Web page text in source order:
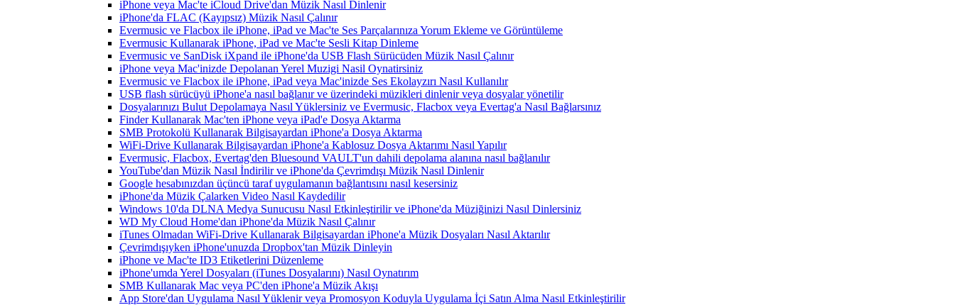
iPhone veya Mac'te iCloud Drive'dan Müzik Nasıl Dinlenir
iPhone'da FLAC (Kayıpsız) Müzik Nasıl Çalınır
Evermusic ve Flacbox ile iPhone, iPad ve Mac'te Ses Parçalarınıza Yorum Ekleme ve Görüntüleme
Evermusic Kullanarak iPhone, iPad ve Mac'te Sesli Kitap Dinleme
Evermusic ve SanDisk iXpand ile iPhone'da USB Flash Sürücüden Müzik Nasıl Çalınır
iPhone veya Mac'inizde Depolanan Yerel Muzigi Nasil Oynatirsiniz
Evermusic ve Flacbox ile iPhone, iPad veya Mac'inizde Ses Ekolayzırı Nasıl Kullanılır
USB flash sürücüyü iPhone'a nasıl bağlanır ve üzerindeki müzikleri dinlenir veya dosyalar yönetilir
Dosyalarınızı Bulut Depolamaya Nasıl Yüklersiniz ve Evermusic, Flacbox veya Evertag'a Nasıl Bağlarsınız
Finder Kullanarak Mac'ten iPhone veya iPad'e Dosya Aktarma
SMB Protokolü Kullanarak Bilgisayardan iPhone'a Dosya Aktarma
WiFi-Drive Kullanarak Bilgisayardan iPhone'a Kablosuz Dosya Aktarımı Nasıl Yapılır
Evermusic, Flacbox, Evertag'den Bluesound VAULT'un dahili depolama alanına nasıl bağlanılır
YouTube'dan Müzik Nasıl İndirilir ve iPhone'da Çevrimdışı Müzik Nasıl Dinlenir
Google hesabınızdan üçüncü taraf uygulamanın bağlantısını nasıl kesersiniz
iPhone'da Müzik Çalarken Video Nasıl Kaydedilir
Windows 10'da DLNA Medya Sunucusu Nasıl Etkinleştirilir ve iPhone'da Müziğinizi Nasıl Dinlersiniz
WD My Cloud Home'dan iPhone'da Müzik Nasıl Çalınır
iTunes Olmadan WiFi-Drive Kullanarak Bilgisayardan iPhone'a Müzik Dosyaları Nasıl Aktarılır
Çevrimdışıyken iPhone'unuzda Dropbox'tan Müzik Dinleyin
iPhone ve Mac'te ID3 Etiketlerini Düzenleme
iPhone'umda Yerel Dosyaları (iTunes Dosyalarını) Nasıl Oynatırım
SMB Kullanarak Mac veya PC'den iPhone'a Müzik Akışı
App Store'dan Uygulama Nasıl Yüklenir veya Promosyon Koduyla Uygulama İçi Satın Alma Nasıl Etkinleştirilir